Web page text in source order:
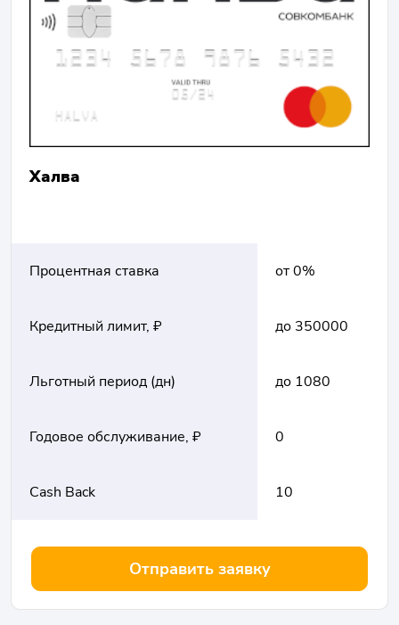
Халва
Процентная ставка от 0%
Кредитный лимит, ₽ до 350000
Льготный период (дн) до 1080
Годовое обслуживание, ₽ 0
Cash Back 10
Отправить заявку